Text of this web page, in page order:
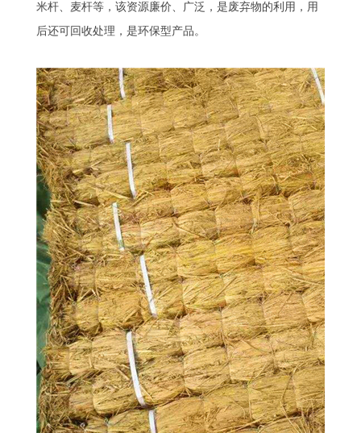
米杆、麦杆等，该资源廉价、广泛，是废弃物的利用，用
后还可回收处理，是环保型产品。